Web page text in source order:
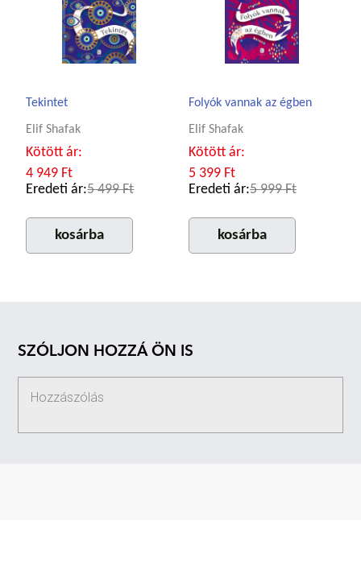
Tekintet
Elif Shafak
Kötött ár:
4 949 Ft
Eredeti ár:5 499 Ft
kosárba
Folyók vannak az égben
Elif Shafak
Kötött ár:
5 399 Ft
Eredeti ár:5 999 Ft
kosárba
SZÓLJON HOZZÁ ÖN IS